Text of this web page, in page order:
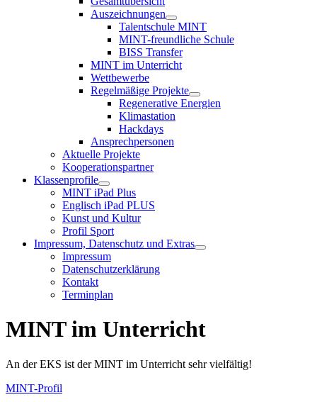
Auszeichnungen
Talentschule MINT
MINT-freundliche Schule
BISS Transfer
MINT im Unterricht
Wettbewerbe
Regelmäßige Projekte
Regenerative Energien
Klimastation
Hackdays
Ansprechpersonen
Aktuelle Projekte
Kooperationspartner
Klassenprofile
MINT iPad Plus
Englisch iPad PLUS
Kunst und Kultur
Profil Sport
Impressum, Datenschutz und Extras
Impressum
Datenschutzerklärung
Kontakt
Terminplan
MINT im Unterricht
An der EKS ist der MINT im Unterricht sehr vielfältig!
MINT-Profil